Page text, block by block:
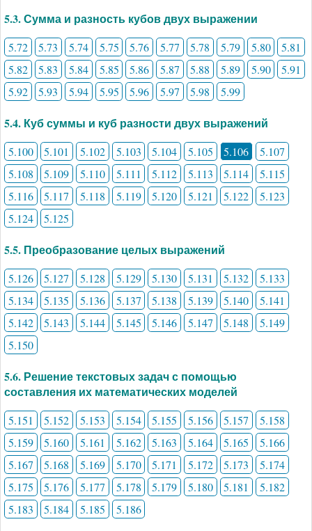
5.3. Сумма и разность кубов двух выражении
5.72 5.73 5.74 5.75 5.76 5.77 5.78 5.79 5.80
5.81
5.82
5.83 5.84 5.85 5.86 5.87 5.88 5.89 5.90
5.91
5.92
5.93 5.94 5.95 5.96 5.97 5.98 5.99
5.4. Куб суммы и куб разности двух выражений
5.100 5.101 5.102 5.103 5.104 5.105 5.106
5.107
5.108
5.109 5.110 5.111 5.112 5.113 5.114
5.115
5.116
5.117 5.118 5.119 5.120 5.121 5.122
5.123
5.124
5.125
5.5. Преобразование целых выражений
5.126 5.127 5.128 5.129 5.130 5.131 5.132
5.133
5.134
5.135 5.136 5.137 5.138 5.139 5.140
5.141
5.142
5.143 5.144 5.145 5.146 5.147 5.148
5.149
5.150
5.6. Решение текстовых задач с помощью
составления их математических моделей
5.151 5.152 5.153 5.154 5.155 5.156 5.157
5.158
5.159
5.160 5.161 5.162 5.163 5.164 5.165
5.166
5.167
5.168 5.169 5.170 5.171 5.172 5.173
5.174
5.175
5.176 5.177 5.178 5.179 5.180 5.181
5.182
5.183
5.184 5.185 5.186